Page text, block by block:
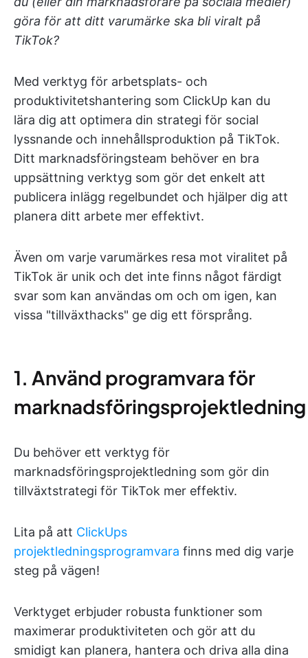
göra för att ditt varumärke ska bli viralt på
TikTok?
Med verktyg för arbetsplats- och
produktivitetshantering som ClickUp kan du
lära dig att optimera din strategi för social
lyssnande och innehållsproduktion på TikTok.
Ditt marknadsföringsteam behöver en bra
uppsättning verktyg som gör det enkelt att
publicera inlägg regelbundet och hjälper dig att
planera ditt arbete mer effektivt.
Även om varje varumärkes resa mot viralitet på
TikTok är unik och det inte finns något färdigt
svar som kan användas om och om igen, kan
vissa "tillväxthacks" ge dig ett försprång.
1. Använd programvara för
marknadsföringsprojektledning
Du behöver ett verktyg för
marknadsföringsprojektledning som gör din
tillväxtstrategi för TikTok mer effektiv.
Lita på att ClickUps
projektledningsprogramvara finns med dig varje
steg på vägen!
Verktyget erbjuder robusta funktioner som
maximerar produktiviteten och gör att du
smidigt kan planera, hantera och driva alla dina